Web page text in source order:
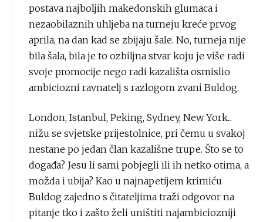
postava najboljih makedonskih glumaca i
nezaobilaznih uhljeba na turneju kreće prvog
aprila, na dan kad se zbijaju šale. No, turneja nije
bila šala, bila je to ozbiljna stvar koju je više radi
svoje promocije nego radi kazališta osmislio
ambiciozni ravnatelj s razlogom zvani Buldog.
London, Istanbul, Peking, Sydney, New York...
nižu se svjetske prijestolnice, pri čemu u svakoj
nestane po jedan član kazališne trupe. Što se to
događa? Jesu li sami pobjegli ili ih netko otima, a
možda i ubija? Kao u najnapetijem krimiću
Buldog zajedno s čitateljima traži odgovor na
pitanje tko i zašto želi uništiti najambiciozniji